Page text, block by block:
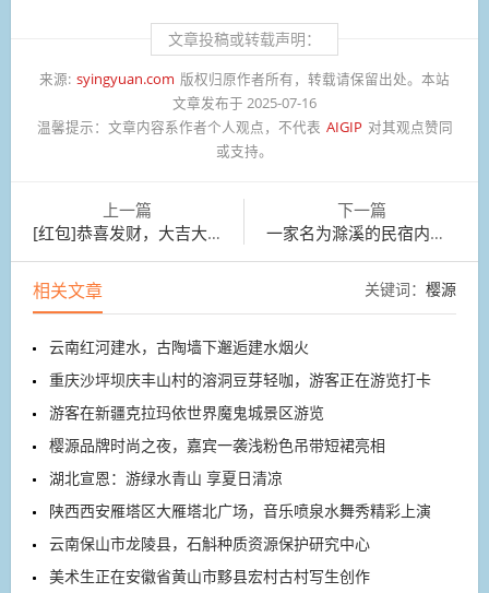
文章投稿或转载声明：
来源: syingyuan.com 版权归原作者所有，转载请保留出处。本站
文章发布于 2025-07-16
温馨提示： 文章内容系作者个人观点，不代表 AIGIP 对其观点赞同
或支持。
上一篇
[红包]恭喜发财，大吉大利！
下一篇
一家名为滁溪的民宿内，数字游民正在处理办公事务
相关文章 关键词： 樱源
云南红河建水，古陶墙下邂逅建水烟火
重庆沙坪坝庆丰山村的溶洞豆芽轻咖，游客正在游览打卡
游客在新疆克拉玛依世界魔鬼城景区游览
樱源品牌时尚之夜，嘉宾一袭浅粉色吊带短裙亮相
湖北宣恩：游绿水青山 享夏日清凉
陕西西安雁塔区大雁塔北广场，音乐喷泉水舞秀精彩上演
云南保山市龙陵县，石斛种质资源保护研究中心
美术生正在安徽省黄山市黟县宏村古村写生创作